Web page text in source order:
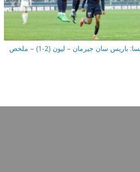
نهائي كأس فرنسا: باريس سان جيرمان – ليون (2-1) – ملخص